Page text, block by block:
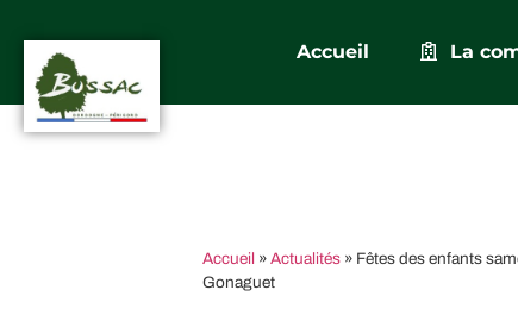
Accueil La
Accueil » Actualités » Fêtes des enfants
Gonaguet